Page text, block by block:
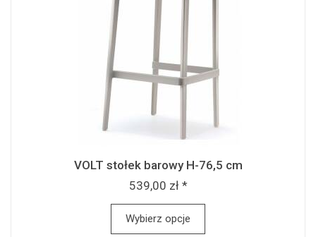
VOLT stołek barowy H-76,5 cm
539,00 zł *
Wybierz opcje